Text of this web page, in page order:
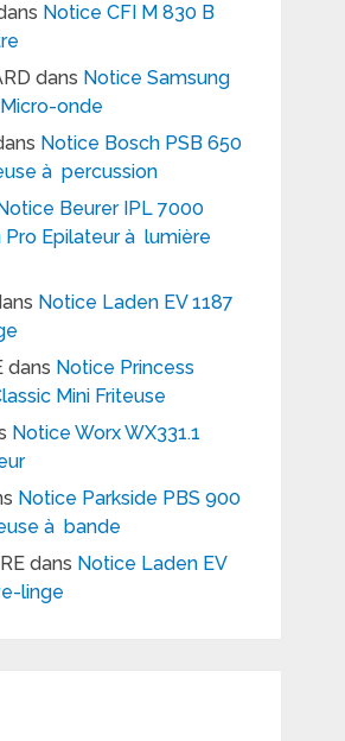
Notice CFI M 830 B
dans Notice Samsung
onde
Notice Bosch PSB 650
à percussion
Notice Beurer IPL 7000
Pro Epilateur à lumière
Notice Laden EV 1187
dans Notice Princess
Mini Friteuse
Notice Worx WX331.1
Notice Parkside PBS 900
à bande
dans Notice Laden EV
linge